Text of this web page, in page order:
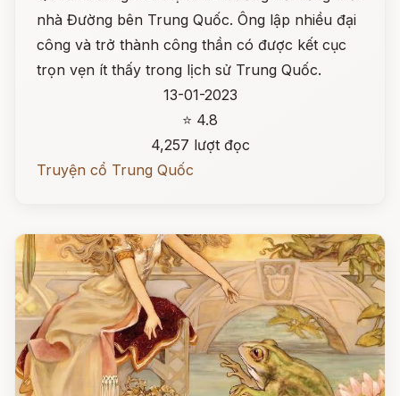
nhà Đường bên Trung Quốc. Ông lập nhiều đại
công và trở thành công thần có được kết cục
trọn vẹn ít thấy trong lịch sử Trung Quốc.
13-01-2023
⭐ 4.8
4,257 lượt đọc
Truyện cổ Trung Quốc